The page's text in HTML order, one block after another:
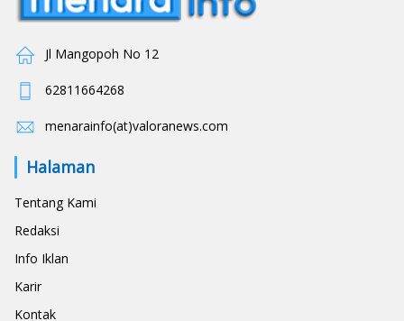
Jl Mangopoh No 12
62811664268
menarainfo(at)valoranews.com
Halaman
Tentang Kami
Redaksi
Info Iklan
Karir
Kontak